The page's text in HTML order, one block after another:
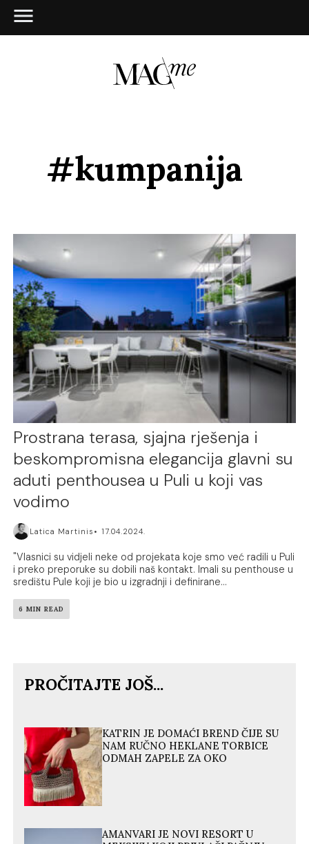
#kumpanija
Prostrana terasa, sjajna rješenja i
beskompromisna elegancija glavni su
aduti penthousea u Puli u koji vas
vodimo
Latica Martinis 17.04.2024.
"Vlasnici su vidjeli neke od projekata koje smo već radili u Puli
i preko preporuke su dobili naš kontakt. Imali su penthouse u
središtu Pule koji je bio u izgradnji i definirane...
6 MIN READ
PROČITAJTE JOŠ...
KATRIN JE DOMAĆI BREND ČIJE SU
NAM RUČNO HEKLANE TORBICE
ODMAH ZAPELE ZA OKO
AMANVARI JE NOVI RESORT U